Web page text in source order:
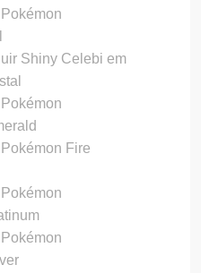
Shiny Celebi em
Fire